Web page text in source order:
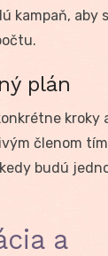
kampaň, aby
plán
kroky
členom
budú
a